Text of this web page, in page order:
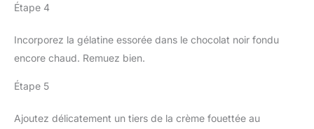
Étape 4
Incorporez la gélatine essorée dans le chocolat noir fondu
encore chaud. Remuez bien.
Étape 5
Ajoutez délicatement un tiers de la crème fouettée au